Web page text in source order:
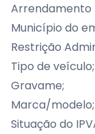
Arrendamento
Município do
Restrição
Tipo de veículo;
Gravame;
Marca/modelo;
Situação do